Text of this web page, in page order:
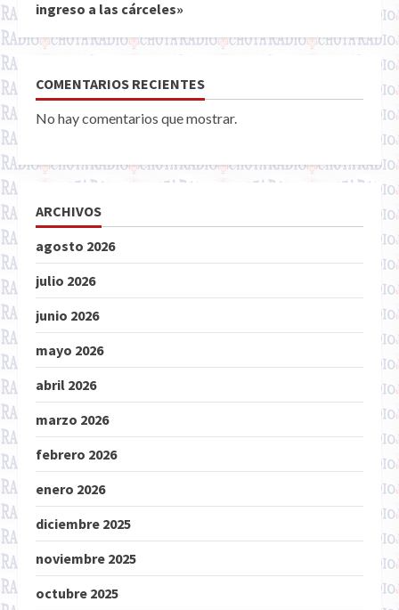
ingreso a las cárceles»
COMENTARIOS RECIENTES
No hay comentarios que mostrar.
ARCHIVOS
agosto 2026
julio 2026
junio 2026
mayo 2026
abril 2026
marzo 2026
febrero 2026
enero 2026
diciembre 2025
noviembre 2025
octubre 2025